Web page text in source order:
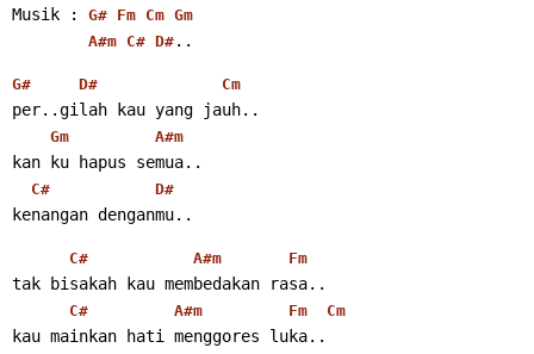
Musik : G# Fm Cm Gm
A#m C# D# ..
G# D# Cm
per..gilah kau yang jauh..
Gm A#m
kan ku hapus semua..
C# D#
kenangan denganmu..
C# A#m Fm
tak bisakah kau membedakan rasa..
C# A#m Fm Cm
kau mainkan hati menggores luka..